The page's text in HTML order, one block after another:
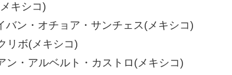
キシコ)
ン・オチョア・サンチェス(メキシコ)
ボ(メキシコ)
・アルベルト・カストロ(メキシコ)